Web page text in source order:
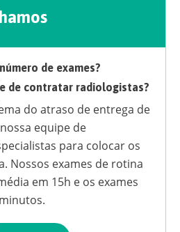
de exames?
de contratar radiologistas?
do atraso de entrega de
equipe de
para colocar os
Nossos exames de rotina
em 15h e os exames